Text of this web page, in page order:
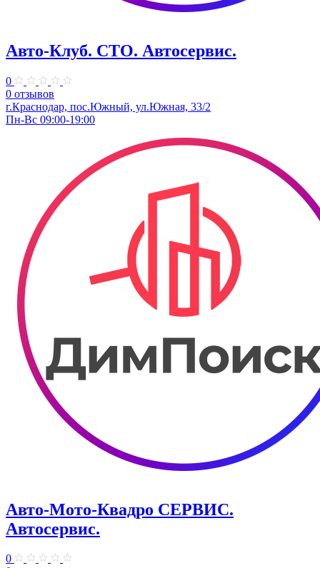
Авто-Клуб. СТО. Автосервис.
0
0 отзывов
г.Краснодар, пос.Южный, ул.Южная, 33/2
Пн-Вс 09:00-19:00
Авто-Мото-Квадро СЕРВИС.
Автосервис.
0